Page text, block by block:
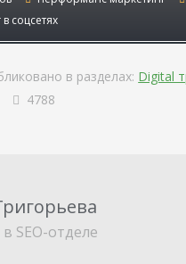
соцсетях
в разделах: Digital
4788
SEO-отделе